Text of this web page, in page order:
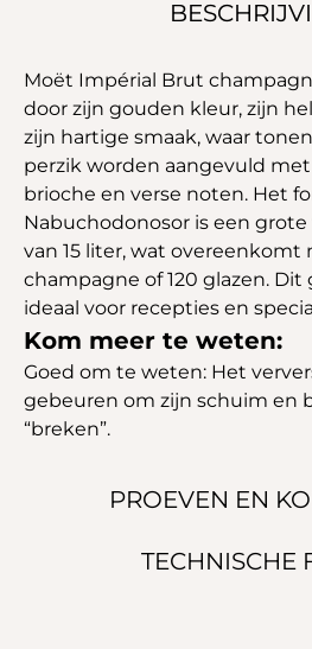
PROEVEN EN
TECHNISCHE
Moët Impérial Brut
door zijn gouden kleur, zijn
zijn hartige smaak, waar
perzik worden aangevuld
brioche en verse noten. Het
Nabuchodonosor is een
van 15 liter, wat overeenkomt
champagne of 120 glazen.
ideaal voor recepties en
Kom meer te weten:
Goed om te weten: Het
gebeuren om zijn schuim en
“breken”.